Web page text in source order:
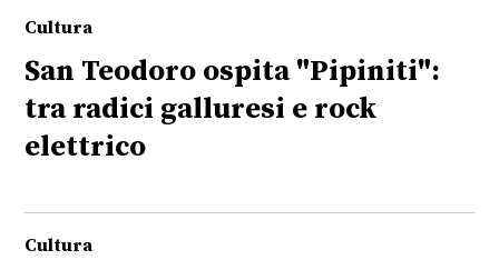
Cultura
San Teodoro ospita "Pipiniti":
tra radici galluresi e rock
elettrico
Cultura